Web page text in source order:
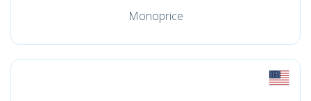
Monoprice